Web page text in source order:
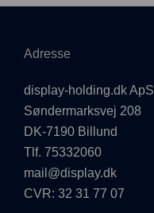
Adresse
display-holding.dk ApS
Søndermarksvej 208
DK-7190 Billund
Tlf. 75332060
mail@display.dk
CVR: 32 31 77 07